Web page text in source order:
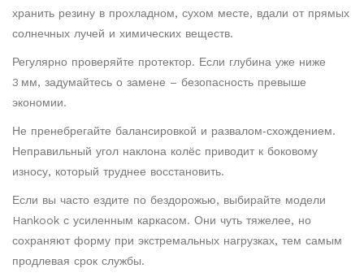
хранить резину в прохладном, сухом месте, вдали от прямых
солнечных лучей и химических веществ.
Регулярно проверяйте протектор. Если глубина уже ниже
3 мм, задумайтесь о замене – безопасность превыше
экономии.
Не пренебрегайте балансировкой и развалом‑схождением.
Неправильный угол наклона колёс приводит к боковому
износу, который труднее восстановить.
Если вы часто ездите по бездорожью, выбирайте модели
Hankook с усиленным каркасом. Они чуть тяжелее, но
сохраняют форму при экстремальных нагрузках, тем самым
продлевая срок службы.